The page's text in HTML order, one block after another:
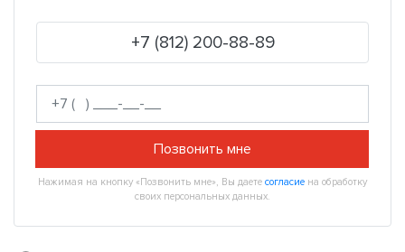
+7 (812) 200-88-89
Позвонить мне
Нажимая на кнопку «Позвонить мне», Вы даете согласие на обработку
своих персональных данных.